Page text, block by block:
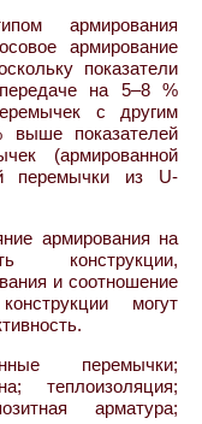
армирования
армирование
показатели
на 5–8 %
с другим
выше показателей
(армированной
перемычки из U-
армирования на
конструкции,
и соотношение
могут
перемычки;
теплоизоляция;
арматура;